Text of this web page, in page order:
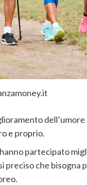
dell’umore
e proprio.
partecipato
preciso che